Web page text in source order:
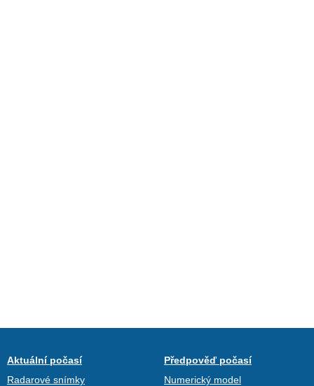
Aktuální počasí
Radarové snímky
Předpověď počasí
Numerický model